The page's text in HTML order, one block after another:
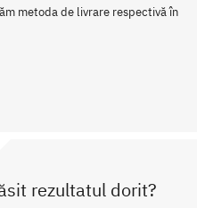
metoda de livrare respectivă în
rezultatul dorit?